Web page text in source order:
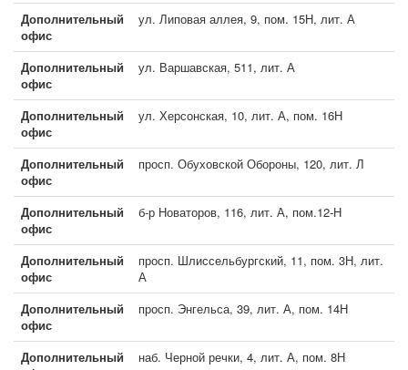
Дополнительный
офис
ул. Липовая аллея, 9, пом. 15Н, лит. А
Дополнительный
офис
ул. Варшавская, 511, лит. А
Дополнительный
офис
ул. Херсонская, 10, лит. А, пом. 16Н
Дополнительный
офис
просп. Обуховской Обороны, 120, лит. Л
Дополнительный
офис
б-р Новаторов, 116, лит. А, пом.12-Н
Дополнительный
офис
просп. Шлиссельбургский, 11, пом. 3Н, лит.
А
Дополнительный
офис
просп. Энгельса, 39, лит. А, пом. 14Н
Дополнительный
наб. Черной речки, 4, лит. А, пом. 8Н